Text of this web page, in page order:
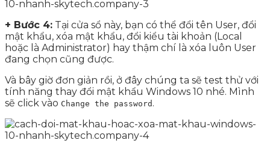
+ Bước 4: Tại cửa sổ này, bạn có thể đổi tên User, đổi
mật khẩu, xóa mật khẩu, đổi kiểu tài khoản (Local
hoặc là Administrator) hay thậm chí là xóa luôn User
đang chọn cũng được.
Và bây giờ đơn giản rồi, ở đây chúng ta sẽ test thử với
tính năng thay đổi mật khẩu Windows 10 nhé. Mình
sẽ click vào Change the password .